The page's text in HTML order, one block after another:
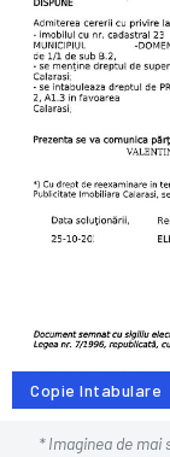
Copie Intabulare
* Imaginea de